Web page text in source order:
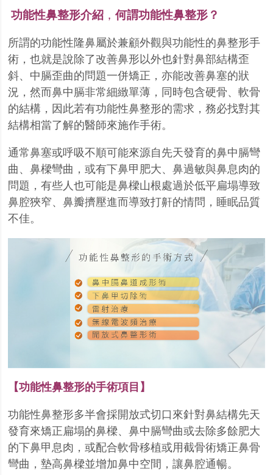
功能性鼻整形介紹 ，何謂功能性鼻整形？
所謂的功能性隆鼻屬於兼顧外觀與功能性的鼻整形手
術，也就是說除了改善鼻形以外也針對鼻部結構歪
斜、中膈歪曲的問題一併矯正，亦能改善鼻塞的狀
況，然而鼻中膈非常細緻單薄，同時包含硬骨、軟骨
的結構，因此若有功能性鼻整形的需求，務必找對其
結構相當了解的醫師來施作手術。
通常鼻塞或呼吸不順可能來源自先天發育的鼻中膈彎
曲、鼻樑彎曲，或有下鼻甲肥大、鼻過敏與鼻息肉的
問題，有些人也可能是鼻樑山根處過於低平扁塌導致
鼻腔狹窄、鼻瓣擠壓進而導致打鼾的情問，睡眠品質
不佳。
【功能性鼻整形的手術項目】
功能性鼻整形多半會採開放式切口來針對鼻結構先天
發育來矯正扁塌的鼻樑、鼻中膈彎曲或去除多餘肥大
的下鼻甲息肉，或配合軟骨移植或用截骨術矯正鼻骨
彎曲，墊高鼻樑並增加鼻中空間，讓鼻腔通暢。